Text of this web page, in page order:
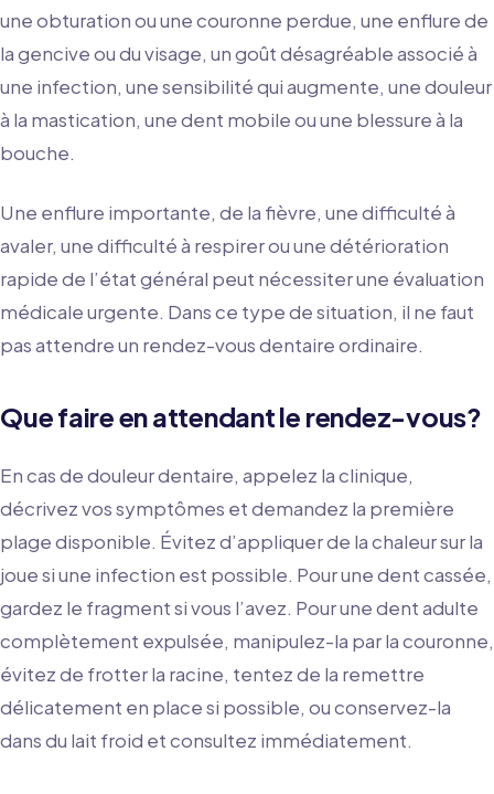
une obturation ou une couronne perdue, une enflure de
la gencive ou du visage, un goût désagréable associé à
une infection, une sensibilité qui augmente, une douleur
à la mastication, une dent mobile ou une blessure à la
bouche.
Une enflure importante, de la fièvre, une difficulté à
avaler, une difficulté à respirer ou une détérioration
rapide de l’état général peut nécessiter une évaluation
médicale urgente. Dans ce type de situation, il ne faut
pas attendre un rendez-vous dentaire ordinaire.
Que faire en attendant le rendez-vous?
En cas de douleur dentaire, appelez la clinique,
décrivez vos symptômes et demandez la première
plage disponible. Évitez d’appliquer de la chaleur sur la
joue si une infection est possible. Pour une dent cassée,
gardez le fragment si vous l’avez. Pour une dent adulte
complètement expulsée, manipulez-la par la couronne,
évitez de frotter la racine, tentez de la remettre
délicatement en place si possible, ou conservez-la
dans du lait froid et consultez immédiatement.